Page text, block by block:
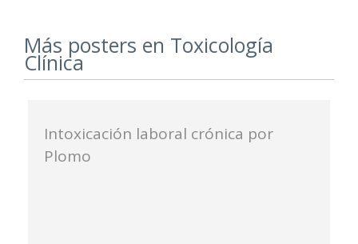
Más posters en Toxicología
Clínica
Intoxicación laboral crónica por
Plomo